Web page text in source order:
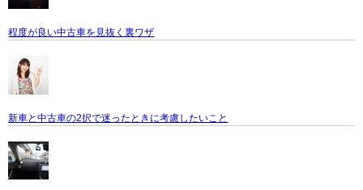
程度が良い中古車を見抜く裏ワザ
新車と中古車の2択で迷ったときに考慮したいこと